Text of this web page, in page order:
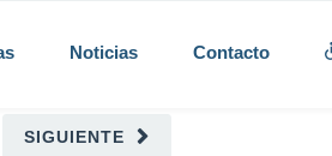
Noticias Contacto
SIGUIENTE